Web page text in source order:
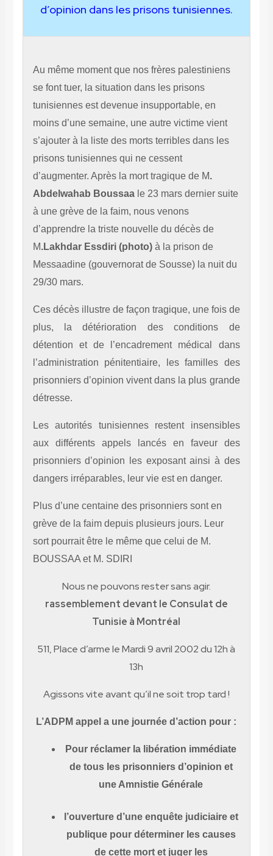
d’opinion dans les prisons tunisiennes.
Au même moment que nos frères palestiniens
se font tuer, la situation dans les prisons
tunisiennes est devenue insupportable, en
moins d’une semaine, une autre victime vient
s’ajouter à la liste des morts terribles dans les
prisons tunisiennes qui ne cessent
d’augmenter. Après la mort tragique de M.
Abdelwahab Boussaale 23 mars dernier suite
à une grève de la faim, nous venons
d’apprendre la triste nouvelle du décès de
M.Lakhdar Essdiri (photo)à la prison de
Messaadine (gouvernorat de Sousse) la nuit du
29/30 mars.
Ces décès illustre de façon tragique, une fois de
plus, la détérioration des conditions de
détention et de l’encadrement médical dans
l’administration pénitentiaire, les familles des
prisonniers d’opinion vivent dans la plus grande
détresse.
Les autorités tunisiennes restent insensibles
aux différents appels lancés en faveur des
prisonniers d’opinion les exposant ainsi à des
dangers irréparables, leur vie est en danger.
Plus d’une centaine des prisonniers sont en
grève de la faim depuis plusieurs jours. Leur
sort pourrait être le même que celui de M.
BOUSSAA et M. SDIRI
Nous ne pouvons rester sans agir.
rassemblement devant le Consulat de
Tunisie à Montréal
511, Place d’arme le Mardi 9 avril 2002 du 12h à
13h
Agissons vite avant qu’il ne soit trop tard !
L’ADPM appel a une journée d’action pour :
Pour réclamer la libération immédiate
de tous les prisonniers d’opinion et
une Amnistie Générale
l’ouverture d’une enquête judiciaire et
publique pour déterminer les causes
de cette mort et juger les